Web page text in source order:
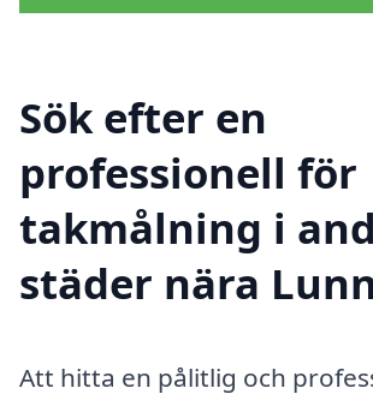
Sök efter en
professionell för
takmålning i
städer nära
Att hitta en pålitlig och